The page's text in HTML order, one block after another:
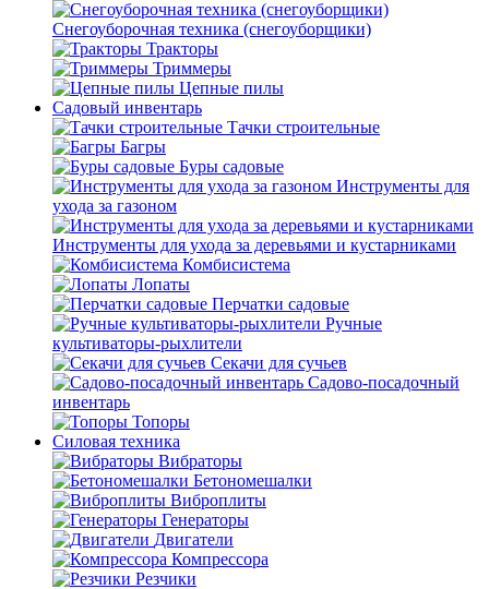
Снегоуборочная техника (снегоуборщики)
Тракторы
Триммеры
Цепные пилы
Садовый инвентарь
Тачки строительные
Багры
Буры садовые
Инструменты для
ухода за газоном
Инструменты для ухода за деревьями и кустарниками
Комбисистема
Лопаты
Перчатки садовые
Ручные
культиваторы-рыхлители
Секачи для сучьев
Садово-посадочный
инвентарь
Топоры
Силовая техника
Вибраторы
Бетономешалки
Виброплиты
Генераторы
Двигатели
Компрессора
Резчики